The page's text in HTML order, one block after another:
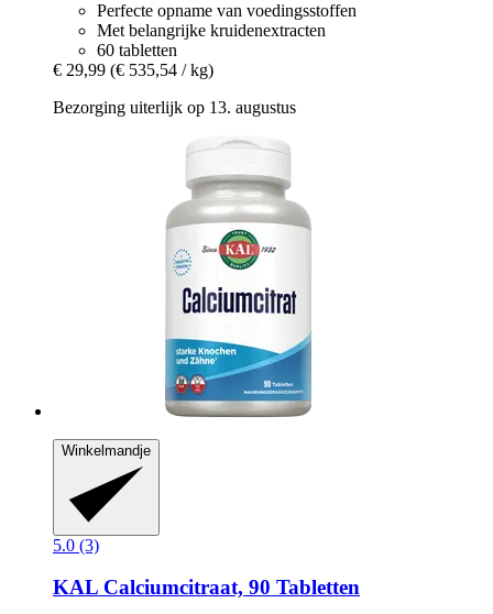
Perfecte opname van voedingsstoffen
Met belangrijke kruidenextracten
60 tabletten
€ 29,99 (€ 535,54 / kg)
Bezorging uiterlijk op 13. augustus
Winkelmandje
5.0 (3)
KAL Calciumcitraat, 90 Tabletten